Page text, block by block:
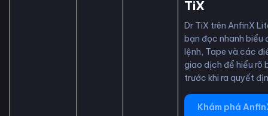
TiX
Dr TiX trên AnfinX
bạn đọc nhanh biểu
lệnh, Tape và các
giao dịch để hiểu rõ
trước khi ra quyết
Khám phá